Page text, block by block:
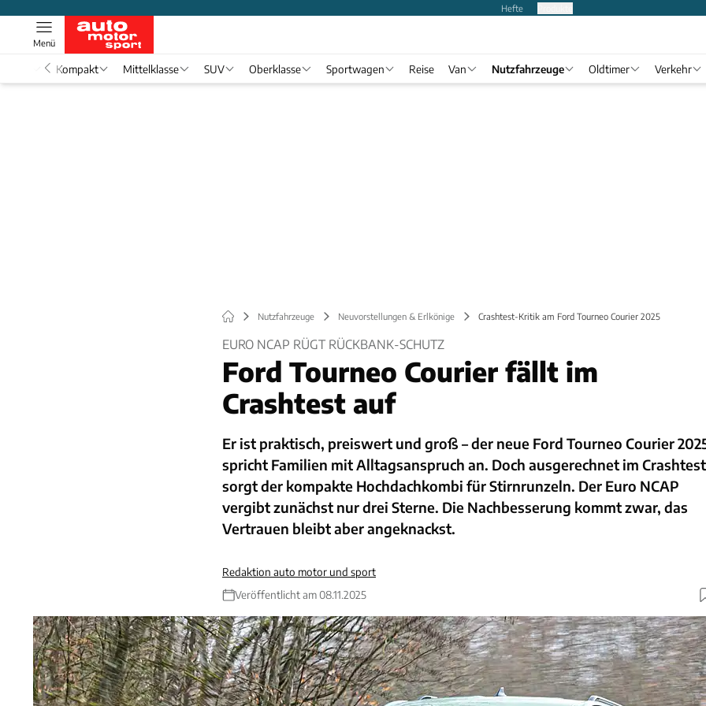
Hefte
Menü
Kompakt Mittelklasse SUV Oberklasse Sportwagen Reise Van Nutzfahrzeuge Oldtimer Verkehr
Nutzfahrzeuge Neuvorstellungen & Erlkönige Crashtest-Kritik am Ford Tourneo Courier 2025
EURO NCAP RÜGT RÜCKBANK-SCHUTZ
Ford Tourneo Courier fällt im
Crashtest auf
Er ist praktisch, preiswert und groß – der neue Ford Tourneo Courier
spricht Familien mit Alltagsanspruch an. Doch ausgerechnet im Crashtest
sorgt der kompakte Hochdachkombi für Stirnrunzeln. Der Euro NCAP
vergibt zunächst nur drei Sterne. Die Nachbesserung kommt zwar, das
Vertrauen bleibt aber angeknackst.
Redaktion auto motor und sport
Veröffentlicht am 08.11.2025